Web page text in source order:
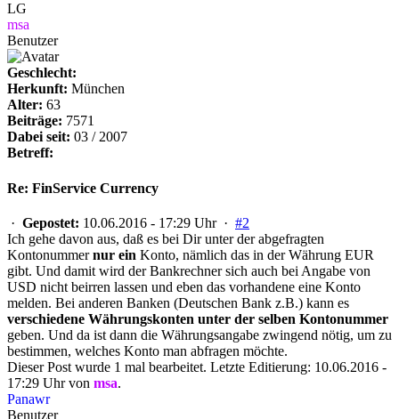
LG
msa
Benutzer
Geschlecht:
Herkunft: München
Alter: 63
Beiträge: 7571
Dabei seit: 03 / 2007
Betreff:
Re: FinService Currency
· Gepostet: 10.06.2016 - 17:29 Uhr · #2
Ich gehe davon aus, daß es bei Dir unter der abgefragten
Kontonummernur ein Konto, nämlich das in der Währung EUR
gibt. Und damit wird der Bankrechner sich auch bei Angabe von
USD nicht beirren lassen und eben das vorhandene eine Konto
melden. Bei anderen Banken (Deutschen Bank z.B.) kann es
verschiedene Währungskonten unter der selben Kontonummer
geben. Und da ist dann die Währungsangabe zwingend nötig, um zu
bestimmen, welches Konto man abfragen möchte.
Dieser Post wurde 1 mal bearbeitet. Letzte Editierung: 10.06.2016 -
17:29 Uhr von msa.
Panawr
Benutzer